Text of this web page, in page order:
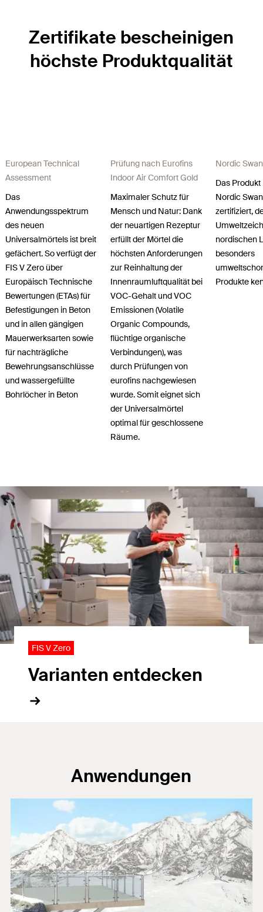
Zertifikate bescheinigen
höchste Produktqualität
European Technical
Assessment
Das
Anwendungsspektrum
des neuen
Universalmörtels ist breit
gefächert. So verfügt der
FIS V Zero über
Europäisch Technische
Bewertungen (ETAs) für
Befestigungen in Beton
und in allen gängigen
Mauerwerksarten sowie
für nachträgliche
Bewehrungsanschlüsse
und wassergefüllte
Bohrlöcher in Beton
Prüfung nach Eurofins
Indoor Air Comfort Gold
Maximaler Schutz für
Mensch und Natur: Dank
der neuartigen Rezeptur
erfüllt der Mörtel die
höchsten Anforderungen
zur Reinhaltung der
Innenraumluftqualität bei
VOC-Gehalt und VOC
Emissionen (Volatile
Organic Compounds,
flüchtige organische
Verbindungen), was
durch Prüfungen von
eurofins nachgewiesen
wurde. Somit eignet sich
der Universalmörtel
optimal für geschlossene
Räume.
Nordic
Das
Nordic
zertifiziert,
nordischen
besonders
Produkte
FIS V Zero
Varianten entdecken
Anwendungen